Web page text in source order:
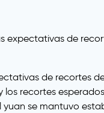
expectativas de
de recortes
recortes
se mantuvo